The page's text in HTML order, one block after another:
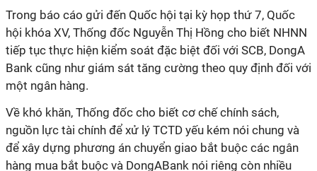
Trong báo cáo gửi đến Quốc hội tại kỳ họp thứ 7, Quốc
hội khóa XV, Thống đốc Nguyễn Thị Hồng cho biết NHNN
tiếp tục thực hiện kiểm soát đặc biệt đối với SCB, DongA
Bank cũng như giám sát tăng cường theo quy định đối với
một ngân hàng.
Về khó khăn, Thống đốc cho biết cơ chế chính sách,
nguồn lực tài chính để xử lý TCTD yếu kém nói chung và
để xây dựng phương án chuyển giao bắt buộc các ngân
hàng mua bắt buộc và DongABank nói riêng còn nhiều